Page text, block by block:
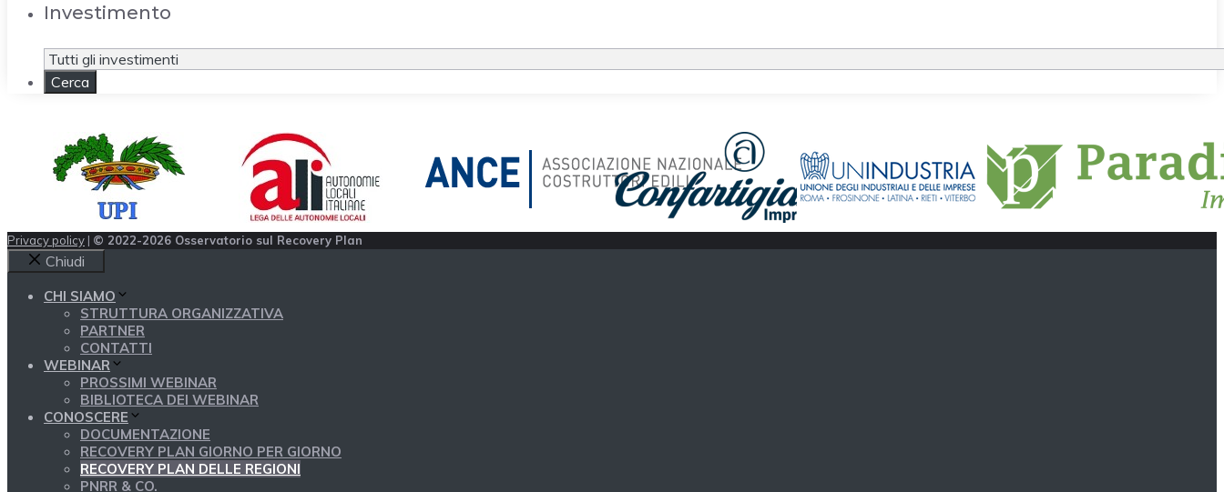
Investimento
Privacy policy | © 2022-2026 Osservatorio sul Recovery Plan
Chiudi
CHI SIAMO
STRUTTURA ORGANIZZATIVA
PARTNER
CONTATTI
WEBINAR
PROSSIMI WEBINAR
BIBLIOTECA DEI WEBINAR
CONOSCERE
DOCUMENTAZIONE
RECOVERY PLAN GIORNO PER GIORNO
RECOVERY PLAN DELLE REGIONI
PNRR & CO.